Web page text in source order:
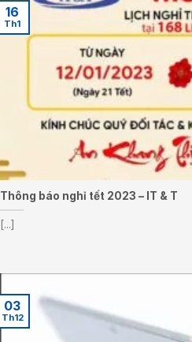
Thông báo nghỉ tết 2023 – IT & T
[...]
16
Th1
03
Th12